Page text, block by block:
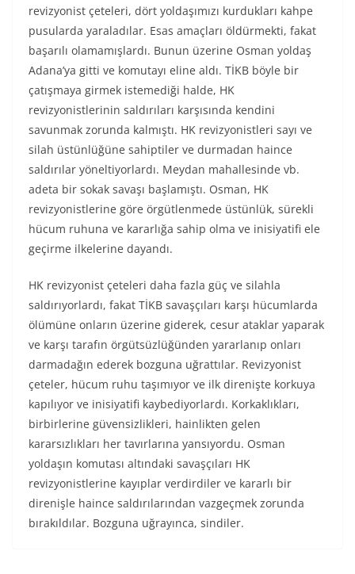
revizyonist çeteleri, dört yoldaşımızı kurdukları kahpe
pusularda yaraladılar. Esas amaçları öldürmekti, fakat
başarılı olamamışlardı. Bunun üzerine Osman yoldaş
Adana’ya gitti ve komutayı eline aldı. TİKB böyle bir
çatışmaya girmek istemediği halde, HK
revizyonistlerinin saldırıları karşısında kendini
savunmak zorunda kalmıştı. HK revizyonistleri sayı ve
silah üstünlüğüne sahiptiler ve durmadan haince
saldırılar yöneltiyorlardı. Meydan mahallesinde vb.
adeta bir sokak savaşı başlamıştı. Osman, HK
revizyonistlerine göre örgütlenmede üstünlük, sürekli
hücum ruhuna ve kararlığa sahip olma ve inisiyatifi ele
geçirme ilkelerine dayandı.
HK revizyonist çeteleri daha fazla güç ve silahla
saldırıyorlardı, fakat TİKB savaşçıları karşı hücumlarda
ölümüne onların üzerine giderek, cesur ataklar yaparak
ve karşı tarafın örgütsüzlüğünden yararlanıp onları
darmadağın ederek bozguna uğrattılar. Revizyonist
çeteler, hücum ruhu taşımıyor ve ilk direnişte korkuya
kapılıyor ve inisiyatifi kaybediyorlardı. Korkaklıkları,
birbirlerine güvensizlikleri, hainlikten gelen
kararsızlıkları her tavırlarına yansıyordu. Osman
yoldaşın komutası altındaki savaşçıları HK
revizyonistlerine kayıplar verdirdiler ve kararlı bir
direnişle haince saldırılarından vazgeçmek zorunda
bırakıldılar. Bozguna uğrayınca, sindiler.